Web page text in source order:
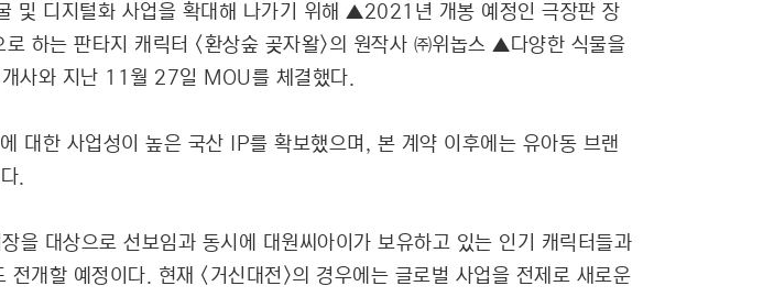
및 디지털화 사업을 확대해 나가기 위해 ▲2021년 개봉 예정인 극장판 장
하는 판타지 캐릭터 <환상숲 곶자왈>의 원작사 ㈜위놉스 ▲다양한 식물을
개사와 지난 11월 27일 MOU를 체결했다.
대한 사업성이 높은 국산 IP를 확보했으며, 본 계약 이후에는 유아동 브랜
.
대상으로 선보임과 동시에 대원씨아이가 보유하고 있는 인기 캐릭터들과
개할 예정이다. 현재 <거신대전>의 경우에는 글로벌 사업을 전제로 새로운